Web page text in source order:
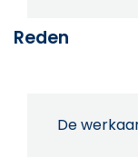
Reden
De